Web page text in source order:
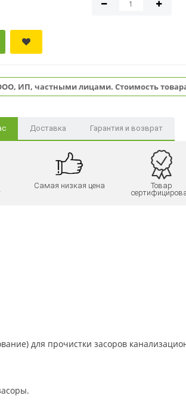
ИП, частными лицами. Стоимость
Доставка Гарантия и возврат
Самая низкая цена
Товар
для прочистки засоров